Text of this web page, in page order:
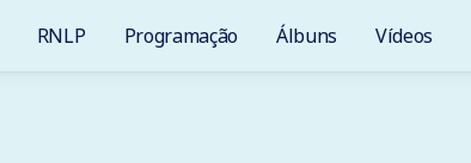
RNLP Programação Álbuns Vídeos